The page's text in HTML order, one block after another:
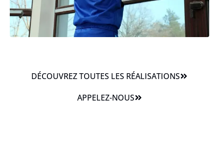
DÉCOUVREZ TOUTES LES RÉALISATIONS
APPELEZ-NOUS